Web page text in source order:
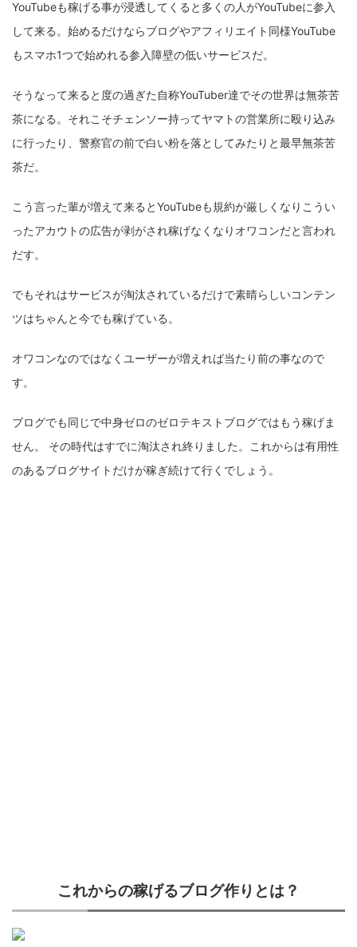
YouTubeも稼げる事が浸透してくると多くの人がYouTubeに参入
して来る。始めるだけならブログやアフィリエイト同様YouTube
もスマホ1つで始めれる参入障壁の低いサービスだ。
そうなって来ると度の過ぎた自称YouTuber達でその世界は無茶苦
茶になる。それこそチェンソー持ってヤマトの営業所に殴り込み
に行ったり、警察官の前で白い粉を落としてみたりと最早無茶苦
茶だ。
こう言った輩が増えて来るとYouTubeも規約が厳しくなりこうい
ったアカウトの広告が剥がされ稼げなくなりオワコンだと言われ
だす。
でもそれはサービスが淘汰されているだけで素晴らしいコンテン
ツはちゃんと今でも稼げている。
オワコンなのではなくユーザーが増えれば当たり前の事なので
す。
ブログでも同じで中身ゼロのゼロテキストブログではもう稼げま
せん。 その時代はすでに淘汰され終りました。これからは有用性
のあるブログサイトだけが稼ぎ続けて行くでしょう。
これからの稼げるブログ作りとは？